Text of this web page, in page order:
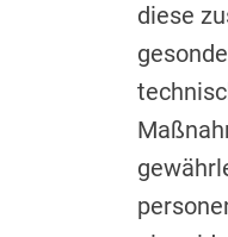
diese